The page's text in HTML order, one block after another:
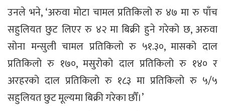
उनले भने, ‘अरुवा मोटा चामल प्रतिकिलो रु ४७ मा रु पाँच
सहुलियत छुट लिएर रु ४२ मा बिक्री हुने गरेको छ, अरुवा
सोना मन्सुली चामल प्रतिकिलो रु ५१.३०, मासको दाल
प्रतिकिलो रु १७०, मसुरोको दाल प्रतिकिलो रु १४० र
अरहरको दाल प्रतिकिलो रु १८३ मा प्रतिकिलो रु ५/५
सहुलियत छुट मूल्यमा बिक्री गरेका छौँ।’